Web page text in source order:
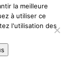
la meilleure
à utiliser ce
l'utilisation des